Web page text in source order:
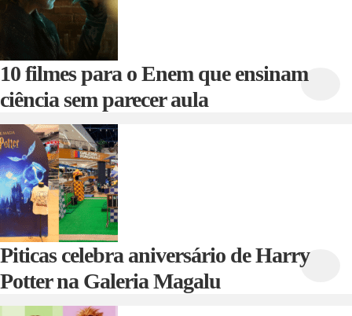
10 filmes para o Enem que ensinam
ciência sem parecer aula
Piticas celebra aniversário de Harry
Potter na Galeria Magalu